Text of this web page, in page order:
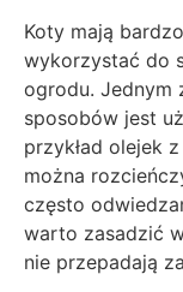
Koty mają
wykorzystać do
ogrodu. Jednym
sposobów jest
przykład olejek
można
często
warto zasadzić
nie przepadają